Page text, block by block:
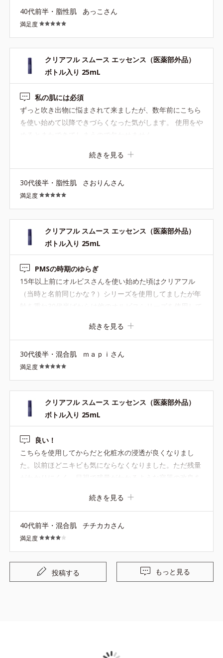
40代前半・脂性肌 あっこさん
満足度
クリアフル スムース エッセンス（医薬部外品）
ボトル入り 25mL
私の肌には必須
ずっと吹き出物に悩まされて来ましたが、数年前にこちら
を使い始めて以降できづらくなった気がします。 使用をや
続きを見る
30代後半・脂性肌 さおりんさん
満足度
クリアフル スムース エッセンス（医薬部外品）
ボトル入り 25mL
PMSの時期のゆらぎ
15年以上前にオルビスさんを使い始めた頃はクリアフル
（当時と名前同じかな？）シリーズを使用してましたが年
るまでニキビがいくつもできることが続き憂鬱でした。久
しぶりにクリアフルシリーズと、こちらのスムースエッセ
ンスをシリーズ使いし始めると予防されてます！！ここ数
年でたまにみる絶好調の肌。それが2ヶ月キープされてま
す。朝、鏡を見るたびに嬉しいです。
続きを見る
30代後半・混合肌 ｍａｐｉさん
満足度
クリアフル スムース エッセンス（医薬部外品）
ボトル入り 25mL
良い！
こちらを使用してからだと化粧水の浸透が良くなりまし
た。以前ほどニキビも気にならなくなりました。ただ残量
続きを見る
40代前半・混合肌 チチカカさん
満足度
投稿する もっと見る